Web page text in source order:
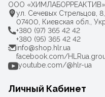
ООО «ХИМЛАБОРРЕАКТИВ»
ул. Сечевых Стрельцов,
07400, Киевская обл.,
+380 (97) 365 42 42
+380 (95) 365 42 42
info@shop.hlr.ua
facebook.com/
youtube.com/@hlr-ua
Личный Кабинет